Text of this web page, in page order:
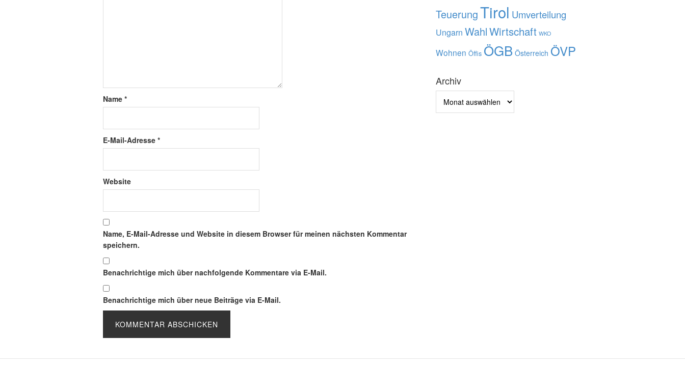
Name *
E-Mail-Adresse *
Website
Name, E-Mail-Adresse und Website in diesem Browser für meinen nächsten Kommentar
speichern.
Benachrichtige mich über nachfolgende Kommentare via E-Mail.
Benachrichtige mich über neue Beiträge via E-Mail.
TeuerungTirol Umverteilung
Ungarn WahlWirtschaft WKO
Wohnen Öffis ÖGB Österreich ÖVP
Archiv